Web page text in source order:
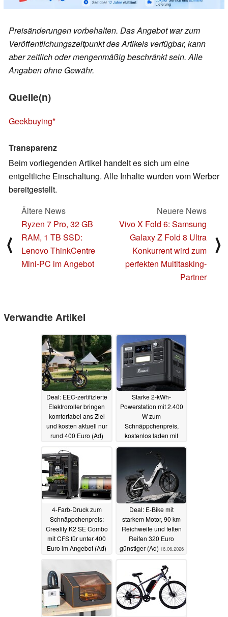
Preisänderungen vorbehalten. Das Angebot war zum
Veröffentlichungszeitpunkt des Artikels verfügbar, kann
aber zeitlich oder mengenmäßig beschränkt sein. Alle
Angaben ohne Gewähr.
Quelle(n)
Geekbuying
Transparenz
Beim vorliegenden Artikel handelt es sich um eine
entgeltliche Einschaltung. Alle Inhalte wurden vom Werber
bereitgestellt.
⟨
Ältere News
Ryzen 7 Pro, 32 GB
RAM, 1 TB SSD:
Lenovo ThinkCentre
Mini-PC im Angebot
Neuere News
Vivo X Fold 6: Samsung
Galaxy Z Fold 8 Ultra
Konkurrent wird zum
perfekten Multitasking-
Partner
⟩
Verwandte Artikel
Deal: EEC-zertifizierte
Elektroroller bringen
komfortabel ans Ziel
und kosten aktuell nur
rund 400 Euro (Ad)
Starke 2-kWh-
Powerstation mit 2.400
W zum
Schnäppchenpreis,
kostenlos laden mit
Solarpanel (Ad)
19.06.2026
4-Farb-Druck zum
Schnäppchenpreis:
Creality K2 SE Combo
mit CFS für unter 400
Euro im Angebot (Ad)
18.06.2026
Deal: E-Bike mit
starkem Motor, 90 km
Reichweite und fetten
Reifen 320 Euro
günstiger (Ad) 16.06.2026